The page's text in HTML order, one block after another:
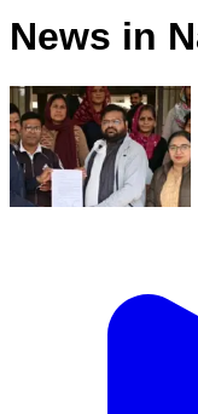
News in